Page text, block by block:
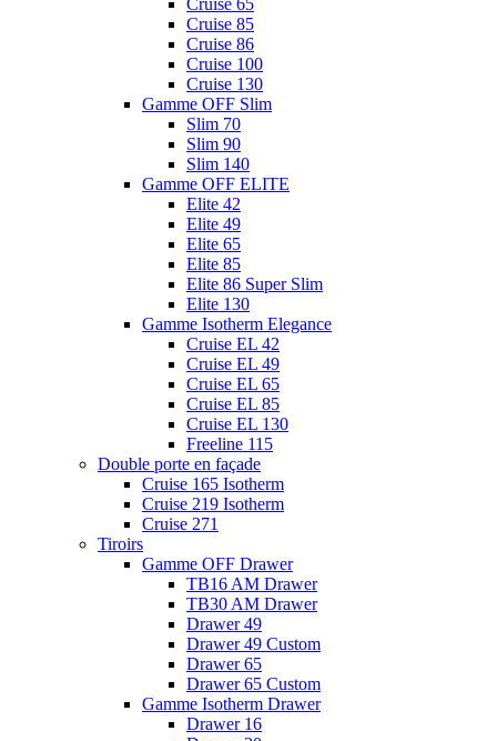
Cruise 65
Cruise 85
Cruise 86
Cruise 100
Cruise 130
Gamme OFF Slim
Slim 70
Slim 90
Slim 140
Gamme OFF ELITE
Elite 42
Elite 49
Elite 65
Elite 85
Elite 86 Super Slim
Elite 130
Gamme Isotherm Elegance
Cruise EL 42
Cruise EL 49
Cruise EL 65
Cruise EL 85
Cruise EL 130
Freeline 115
Double porte en façade
Cruise 165 Isotherm
Cruise 219 Isotherm
Cruise 271
Tiroirs
Gamme OFF Drawer
TB16 AM Drawer
TB30 AM Drawer
Drawer 49
Drawer 49 Custom
Drawer 65
Drawer 65 Custom
Gamme Isotherm Drawer
Drawer 16